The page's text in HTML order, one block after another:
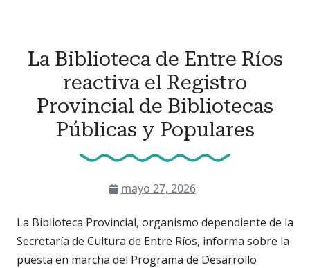
La Biblioteca de Entre Ríos
reactiva el Registro
Provincial de Bibliotecas
Públicas y Populares
mayo 27, 2026
La Biblioteca Provincial, organismo dependiente de la
Secretaría de Cultura de Entre Ríos, informa sobre la
puesta en marcha del Programa de Desarrollo